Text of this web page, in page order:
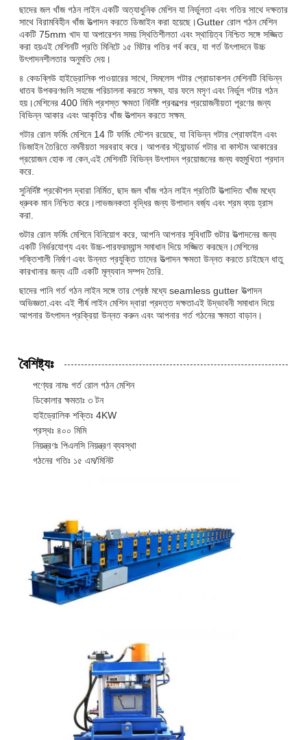
ছাদের জল খাঁজ গঠন লাইন একটি অত্যাধুনিক মেশিন যা নির্ভুলতা এবং গতির সাথে দক্ষতার
সাথে বিরামবিহীন খাঁজ উত্পাদন করতে ডিজাইন করা হয়েছে।Gutter রোল গঠন মেশিন
একটি 75mm খাদ যা অপারেশন সময় স্থিতিশীলতা এবং স্থায়িত্ব নিশ্চিত সঙ্গে সজ্জিত
করা হয়এই মেশিনটি প্রতি মিনিটে ১৫ মিটার গতির গর্ব করে, যা গর্ত উৎপাদনে উচ্চ
উৎপাদনশীলতার অনুমতি দেয়।
৪ কেডব্লিউ হাইড্রোলিক পাওয়ারের সাথে, সিমলেস গটার প্রোডাকশন মেশিনটি বিভিন্ন
ধাতব উপকরণগুলি সহজে পরিচালনা করতে সক্ষম, যার ফলে মসৃণ এবং নির্ভুল গটার গঠন
হয়।মেশিনের 400 মিমি প্রশস্ত ক্ষমতা নির্দিষ্ট প্রকল্পের প্রয়োজনীয়তা পূরণের জন্য
বিভিন্ন আকার এবং আকৃতির খাঁজ উত্পাদন করতে সক্ষম.
গটার রোল ফর্মিং মেশিনে 14 টি ফর্মিং স্টেশন রয়েছে, যা বিভিন্ন গটার প্রোফাইল এবং
ডিজাইন তৈরিতে নমনীয়তা সরবরাহ করে। আপনার স্ট্যান্ডার্ড গটার বা কাস্টম আকারের
প্রয়োজন হোক না কেন,এই মেশিনটি বিভিন্ন উৎপাদন প্রয়োজনের জন্য বহুমুখিতা প্রদান
করে.
সুনির্দিষ্ট প্রকৌশল দ্বারা নির্মিত, ছাদ জল খাঁজ গঠন লাইন প্রতিটি উত্পাদিত খাঁজ মধ্যে
ধ্রুবক মান নিশ্চিত করে।লাভজনকতা বৃদ্ধির জন্য উপাদান বর্জ্য এবং শ্রম ব্যয় হ্রাস
করা.
গুটার রোল ফর্মিং মেশিনে বিনিয়োগ করে, আপনি আপনার সুবিধাটি গুটার উত্পাদনের জন্য
একটি নির্ভরযোগ্য এবং উচ্চ-পারফরম্যান্স সমাধান দিয়ে সজ্জিত করছেন।মেশিনের
শক্তিশালী নির্মাণ এবং উন্নত প্রযুক্তি তাদের উত্পাদন ক্ষমতা উন্নত করতে চাইছেন ধাতু
কারখানার জন্য এটি একটি মূল্যবান সম্পদ তৈরি.
ছাদের পানি গর্ত গঠন লাইন সঙ্গে তার শ্রেষ্ঠ মধ্যে seamless gutter উত্পাদন
অভিজ্ঞতা.এবং এই শীর্ষ লাইন মেশিন দ্বারা প্রদত্ত দক্ষতাএই উদ্ভাবনী সমাধান দিয়ে
আপনার উৎপাদন প্রক্রিয়া উন্নত করুন এবং আপনার গর্ত গঠনের ক্ষমতা বাড়ান।
বৈশিষ্ট্যঃ
পণ্যের নামঃ গর্ত রোল গঠন মেশিন
ডিকোলার ক্ষমতাঃ ৩ টন
হাইড্রোলিক শক্তিঃ 4KW
প্রস্থঃ ৪০০ মিমি
নিয়ন্ত্রণঃ পিএলসি নিয়ন্ত্রণ ব্যবস্থা
গঠনের গতিঃ ১৫ এম/মিনিট